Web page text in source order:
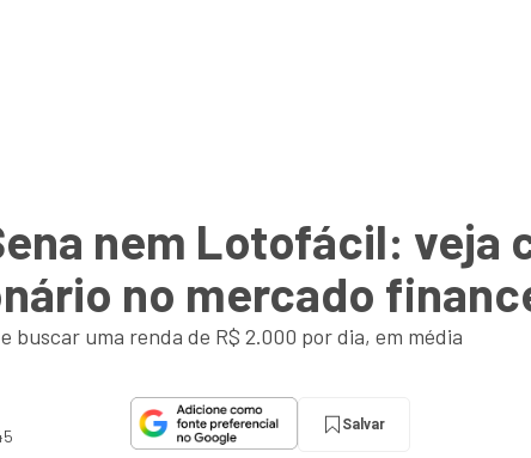
nem Lotofácil: veja
no mercado
buscar uma renda de R$ 2.000 por dia, em média
Salvar